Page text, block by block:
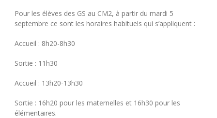
Pour les élèves des GS au CM2, à partir du mardi 5
septembre ce sont les horaires habituels qui s’appliquent :
Accueil : 8h20-8h30
Sortie : 11h30
Accueil : 13h20-13h30
Sortie : 16h20 pour les maternelles et 16h30 pour les
élémentaires.